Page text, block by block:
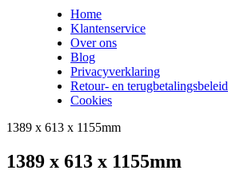
Home
Klantenservice
Over ons
Blog
Privacyverklaring
Retour- en terugbetalingsbeleid
Cookies
1389 x 613 x 1155mm
1389 x 613 x 1155mm